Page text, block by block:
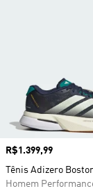
Preço
R$1.399,99
Tênis Adizero
Homem